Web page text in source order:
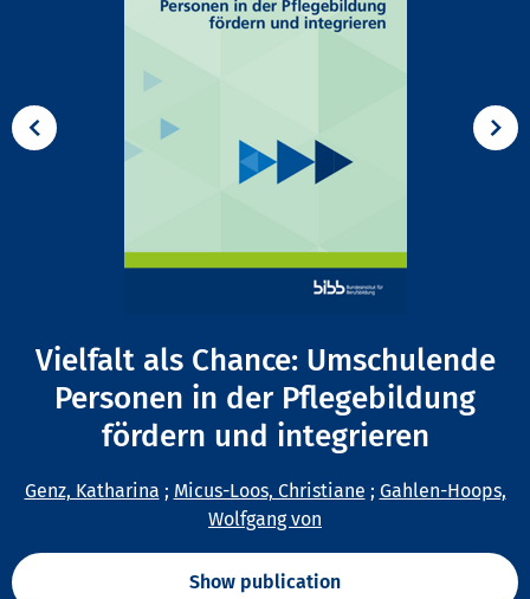
Vielfalt als Chance: Umschulende
Personen in der Pflegebildung
fördern und integrieren
Genz, Katharina ; Micus-Loos, Christiane ; Gahlen-Hoops,
Wolfgang von
Show publication